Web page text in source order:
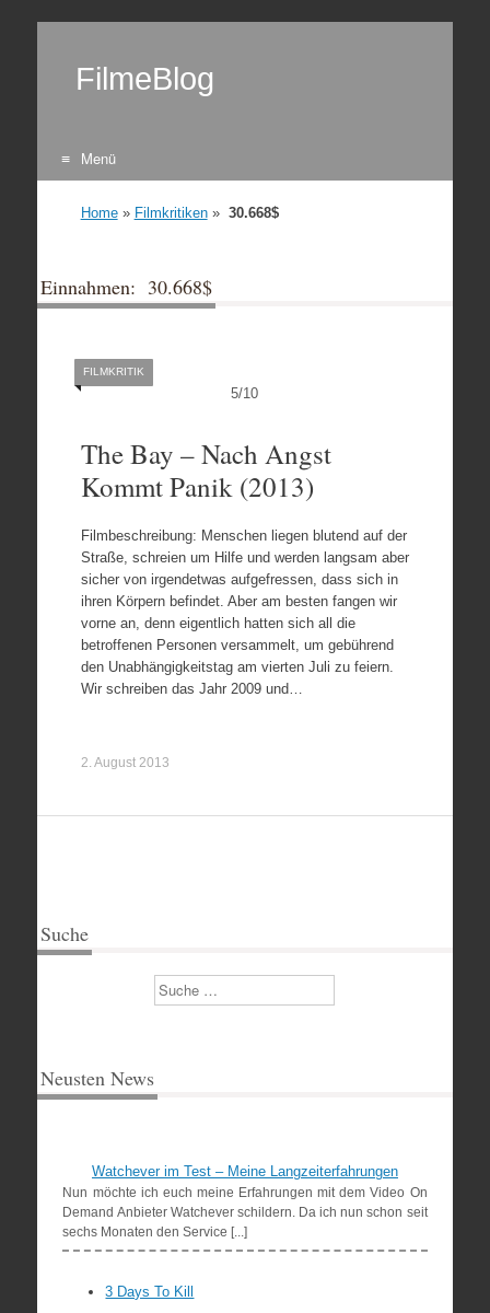
FilmeBlog
Menü
Home» Filmkritiken» 30.668$
Einnahmen: 30.668$
5/10
FILMKRITIK
The Bay – Nach Angst
Kommt Panik (2013)
Filmbeschreibung: Menschen liegen blutend auf der
Straße, schreien um Hilfe und werden langsam aber
sicher von irgendetwas aufgefressen, dass sich in
ihren Körpern befindet. Aber am besten fangen wir
vorne an, denn eigentlich hatten sich all die
betroffenen Personen versammelt, um gebührend
den Unabhängigkeitstag am vierten Juli zu feiern.
Wir schreiben das Jahr 2009 und…
2. August 2013
Suche
Suchen
Neusten News
Watchever im Test – Meine Langzeiterfahrungen
Nun möchte ich euch meine Erfahrungen mit dem Video On
Demand Anbieter Watchever schildern. Da ich nun schon seit
sechs Monaten den Service [...]
3 Days To Kill